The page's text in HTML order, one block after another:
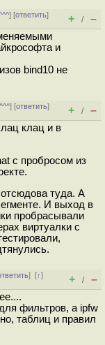
] [ответить]
+ / –
и
bind10 не
^^^] [ответить]
+ / –
клац и в
с пробросом из
туда. А
И выход в
пробрасывали
виртуалки с
][↑]
+ / –
фильтров, а ipfw
таблиц и правил